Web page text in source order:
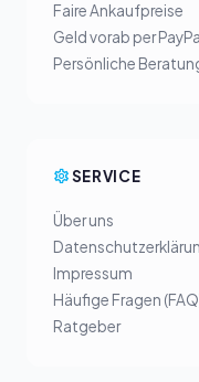
Faire Ankaufpreise
Geld vorab per
Persönliche
SERVICE
Über uns
Impressum
Häufige Fragen
Ratgeber